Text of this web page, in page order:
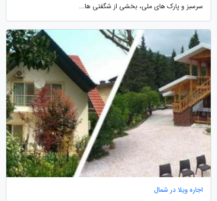
سرسبز و پارک های ملی، بخشی از شگفتی ها...
اجاره ویلا در شمال